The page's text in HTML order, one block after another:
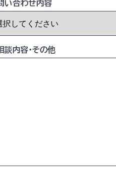
い合わせ内容
談内容・その他